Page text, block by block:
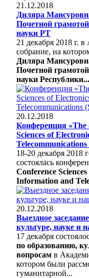
21.12.2018
Диляра
Почетной
науки РТ
21 декабря 2018 г.
собрание, на
Диляра
Почетной
науки Республики...
20.12.2018
Конференция «The
Sciences of
18-20 декабря 2018
состоялась
Conference
Information and
20.12.2018
Выездное
культуре, науке
17 декабря
по образованию,
вопросам в
котором были
гуманитарной...